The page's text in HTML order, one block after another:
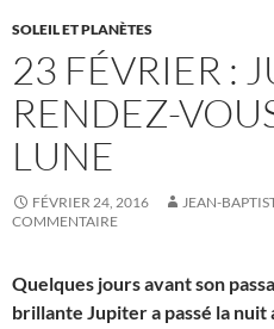
SOLEIL ET PLANÈTES
23 FÉVRIER :
RENDEZ-
LUNE
FÉVRIER 24, 2016 JEAN-
COMMENTAIRE
Quelques jours avant son
brillante Jupiter a passé la nuit